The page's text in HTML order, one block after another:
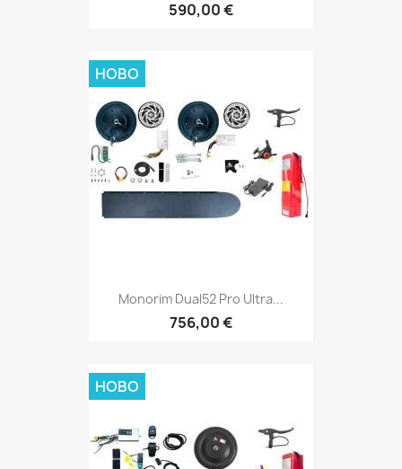
590,00 €
Monorim Dual52 Pro Ultra...
756,00 €
НОВО
НОВО